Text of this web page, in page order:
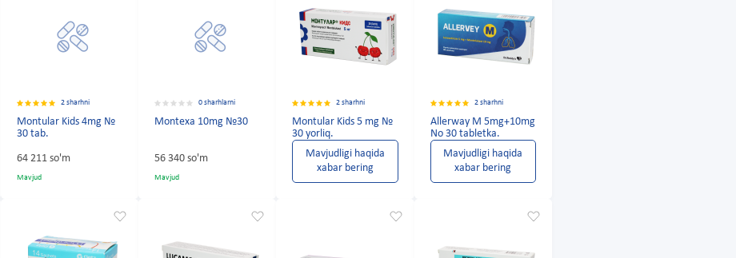
2 sharhni
Montular Kids 4mg №
30 tab.
64 211 so'm
Mavjud
0 sharhlarni
Montexa 10mg №30
56 340 so'm
Mavjud
2 sharhni
Montular Kids 5 mg №
30 yorliq.
Mavjudligi haqida
xabar bering
2 sharhni
Allerway M 5mg+10mg
No 30 tabletka.
Mavjudligi haqida
xabar bering